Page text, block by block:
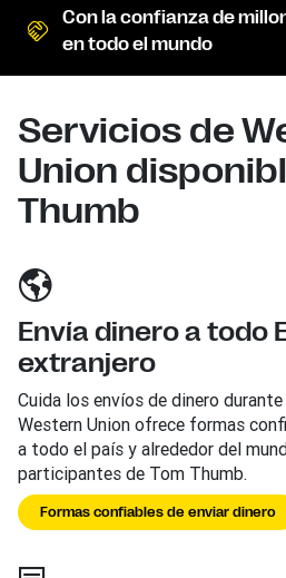
Con la confianza de
en todo el mundo
Servicios de
Union
Thumb
Envía dinero a todo
extranjero
Cuida los envíos de dinero
Western Union ofrece formas
a todo el país y alrededor del
participantes de Tom Thumb.
Formas confiables de enviar dinero